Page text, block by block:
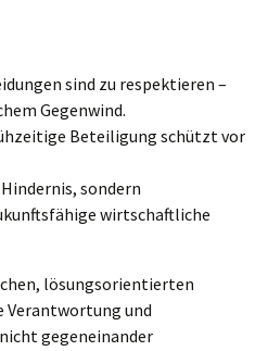
sind zu respektieren –
Gegenwind.
Beteiligung schützt vor
sondern
wirtschaftliche
lösungsorientierten
Verantwortung und
gegeneinander